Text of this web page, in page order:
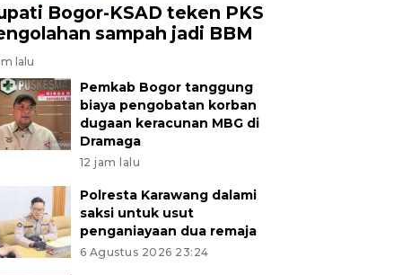
Bogor-KSAD teken PKS
sampah jadi BBM
lalu
Pemkab Bogor tanggung
biaya pengobatan korban
dugaan keracunan MBG di
Dramaga
12 jam lalu
Polresta Karawang dalami
saksi untuk usut
penganiayaan dua remaja
6 Agustus 2026 23:24